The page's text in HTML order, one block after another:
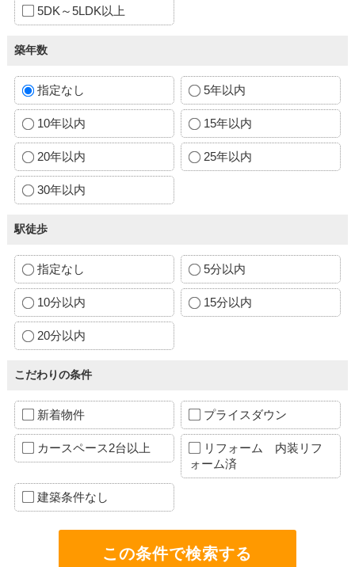
5DK～5LDK以上
築年数
指定なし 5年以内
10年以内 15年以内
20年以内 25年以内
30年以内
駅徒歩
指定なし 5分以内
10分以内 15分以内
20分以内
こだわりの条件
新着物件 プライスダウン
カースペース2台以上
リフォーム 内装リフ
ォーム済
建築条件なし